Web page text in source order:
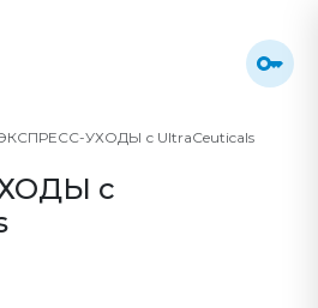
УХОДЫ с UltraCeuticals
с